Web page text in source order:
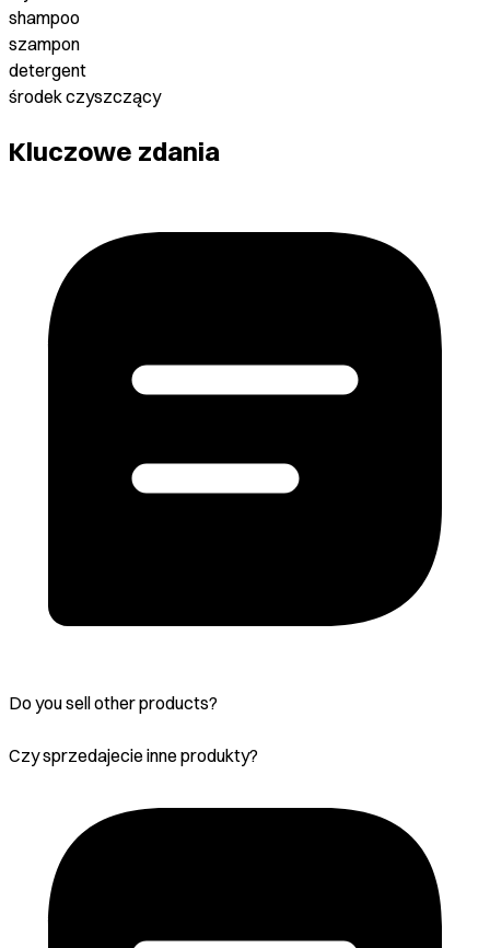
shampoo
szampon
detergent
środek czyszczący
Kluczowe zdania
Do you sell other products?
Czy sprzedajecie inne produkty?